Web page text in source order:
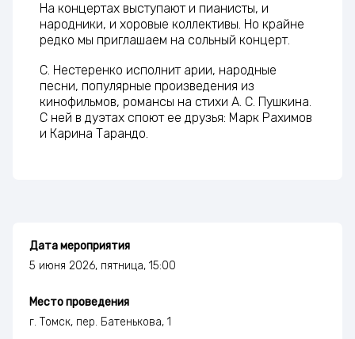
На концертах выступают и пианисты, и
народники, и хоровые коллективы. Но крайне
редко мы приглашаем на сольный концерт.
С. Нестеренко исполнит арии, народные
песни, популярные произведения из
кинофильмов, романсы на стихи А. С. Пушкина.
С ней в дуэтах споют ее друзья: Марк Рахимов
и Карина Тарандо.
Дата мероприятия
5 июня 2026, пятница, 15:00
Место проведения
г. Томск, пер. Батенькова, 1